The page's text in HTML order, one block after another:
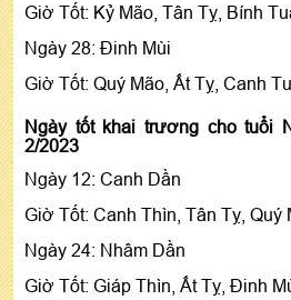
Giờ Tốt: Kỷ Mão, Tân Tỵ, Bính
Ngày 28: Đinh Mùi
Giờ Tốt: Quý Mão, Ất Tỵ, Canh
Ngày tốt khai trương cho tuổi
2/2023
Ngày 12: Canh Dần
Giờ Tốt: Canh Thìn, Tân Tỵ, Quý
Ngày 24: Nhâm Dần
Giờ Tốt: Giáp Thìn, Ất Tỵ, Đinh